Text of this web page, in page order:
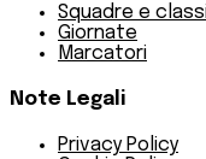
Squadre e
Giornate
Marcatori
Note Legali
Privacy Policy